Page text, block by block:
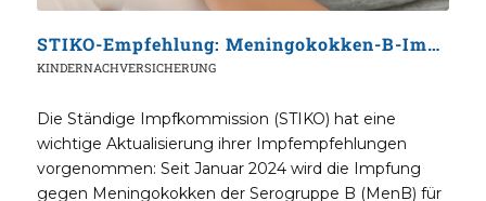
STIKO-Empfehlung: Meningokokken-B-Impfung für alle Säuglinge
KINDERNACHVERSICHERUNG
Die Ständige Impfkommission (STIKO) hat eine
wichtige Aktualisierung ihrer Impfempfehlungen
vorgenommen: Seit Januar 2024 wird die Impfung
gegen Meningokokken der Serogruppe B (MenB) für